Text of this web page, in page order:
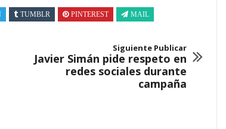
TUMBLR PINTEREST MAIL
Siguiente Publicar
Javier Simán pide respeto en
redes sociales durante
campaña